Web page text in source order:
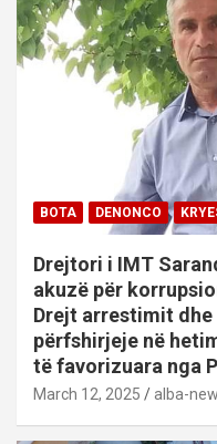
BOTA DENONCO
Drejtori i IMT
akuzë për
Drejt arrestimit
përfshirjeje në
të favorizuara nga
March 12, 2025 alba-